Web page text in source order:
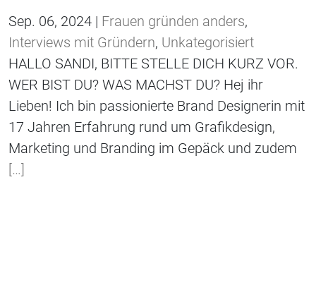
Sep. 06, 2024 | Frauen gründen anders,
Interviews mit Gründern, Unkategorisiert
HALLO SANDI, BITTE STELLE DICH KURZ VOR.
WER BIST DU? WAS MACHST DU? Hej ihr
Lieben! Ich bin passionierte Brand Designerin mit
17 Jahren Erfahrung rund um Grafikdesign,
Marketing und Branding im Gepäck und zudem
[…]